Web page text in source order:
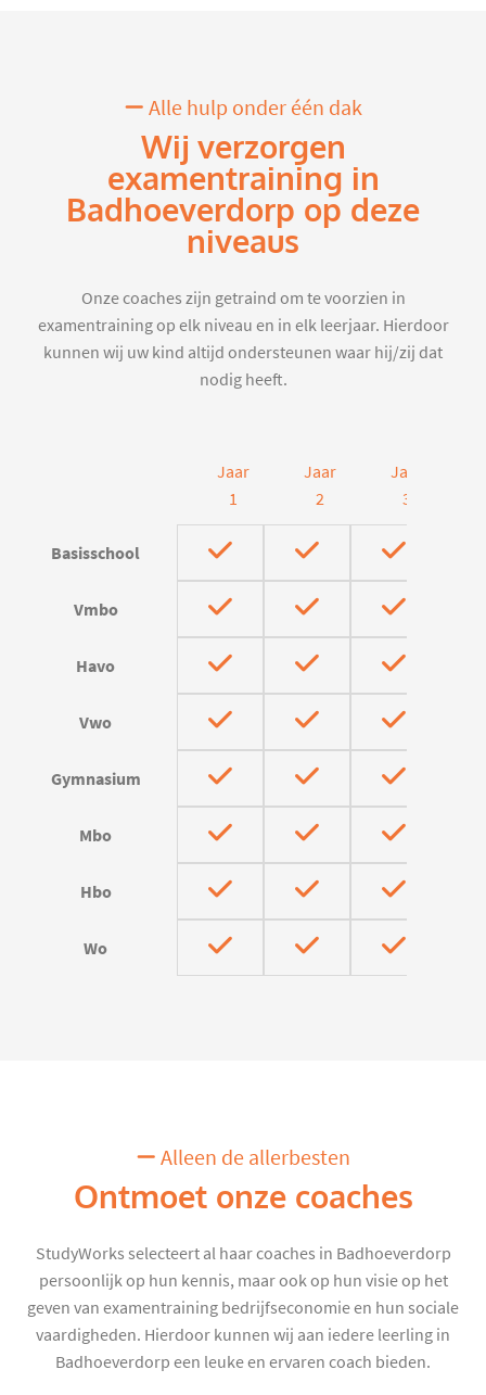
Alle hulp onder één dak
Wij verzorgen
examentraining in
Badhoeverdorp op deze
niveaus
Onze coaches zijn getraind om te voorzien in
examentraining op elk niveau en in elk leerjaar. Hierdoor
kunnen wij uw kind altijd ondersteunen waar hij/zij dat
nodig heeft.
Jaar
1
Jaar
2
Jaar
3
Basisschool
Vmbo
Havo
Vwo
Gymnasium
Mbo
Hbo
Wo
Alleen de allerbesten
Ontmoet onze coaches
StudyWorks selecteert al haar coaches in Badhoeverdorp
persoonlijk op hun kennis, maar ook op hun visie op het
geven van examentraining bedrijfseconomie en hun sociale
vaardigheden. Hierdoor kunnen wij aan iedere leerling in
Badhoeverdorp een leuke en ervaren coach bieden.